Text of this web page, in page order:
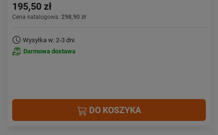
195,50 zł
Cena katalogowa: 298,90 zł
Wysyłka w: 2-3 dni
Darmowa dostawa
DO KOSZYKA